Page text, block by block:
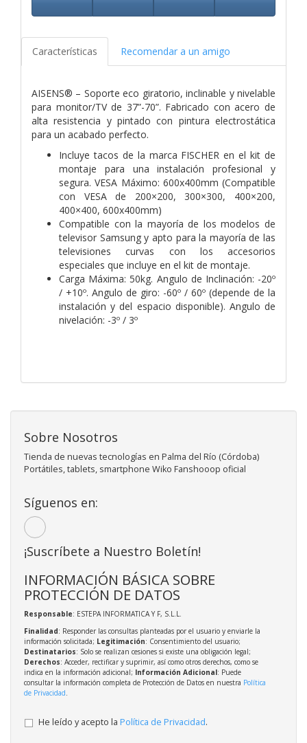
Características Recomendar a un amigo
AISENS® – Soporte eco giratorio, inclinable y nivelable
para monitor/TV de 37”-70”. Fabricado con acero de
alta resistencia y pintado con pintura electrostática
para un acabado perfecto.
Incluye tacos de la marca FISCHER en el kit de
montaje para una instalación profesional y
segura. VESA Máximo: 600x400mm (Compatible
con VESA de 200×200, 300×300, 400×200,
400×400, 600x400mm)
Compatible con la mayoría de los modelos de
televisor Samsung y apto para la mayoría de las
televisiones curvas con los accesorios
especiales que incluye en el kit de montaje.
Carga Máxima: 50kg. Angulo de Inclinación: -20º
/ +10º. Angulo de giro: -60º / 60º (depende de la
instalación y del espacio disponible). Angulo de
nivelación: -3º / 3º
Sobre Nosotros
Tienda de nuevas tecnologías en Palma del Río (Córdoba)
Portátiles, tablets, smartphone Wiko Fanshooop oficial
Síguenos en:
¡Suscríbete a Nuestro Boletín!
INFORMACIÓN BÁSICA SOBRE
PROTECCIÓN DE DATOS
Responsable: ESTEPA INFORMATICA Y F, S.L.L.
Finalidad: Responder las consultas planteadas por el usuario y enviarle la
información solicitada; Legitimación: Consentimiento del usuario;
Destinatarios: Solo se realizan cesiones si existe una obligación legal;
Derechos: Acceder, rectificar y suprimir, así como otros derechos, como se
indica en la información adicional; Información Adicional: Puede
consultar la información completa de Protección de Datos en nuestra Política
de Privacidad
He leído y acepto la Política de Privacidad.